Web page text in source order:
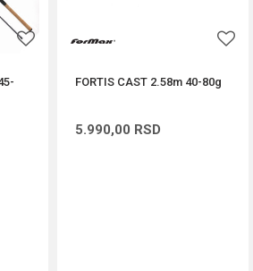
FORTIS CAST 2.58m 40-80g
5.990,00 RSD